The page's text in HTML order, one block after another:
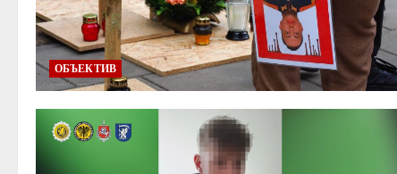
ОБЪЕКТИВ